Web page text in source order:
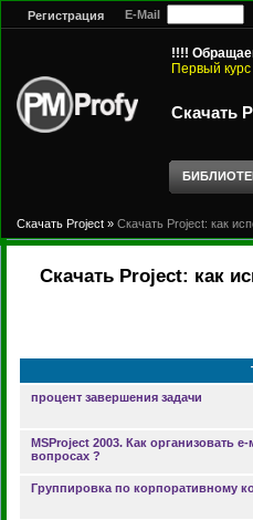
Регистрация E-Mail
!!!!
Первый
Скачать
Скачать Project » Скачать Project: как
Скачать Project: как
процент завершения задачи
MSProject 2003. Как организовать
вопросах ?
Группировка по корпоративному